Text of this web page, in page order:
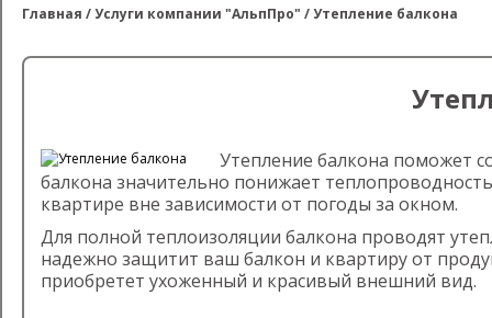
Главная /Услуги компании "АльпПро" /Утепление балкона
Утепление балкона поможет
балкона значительно понижает
квартире вне зависимости от погоды за окном.
Для полной теплоизоляции балкона проводят
надежно защитит ваш балкон и квартиру от
приобретет ухоженный и красивый внешний вид.